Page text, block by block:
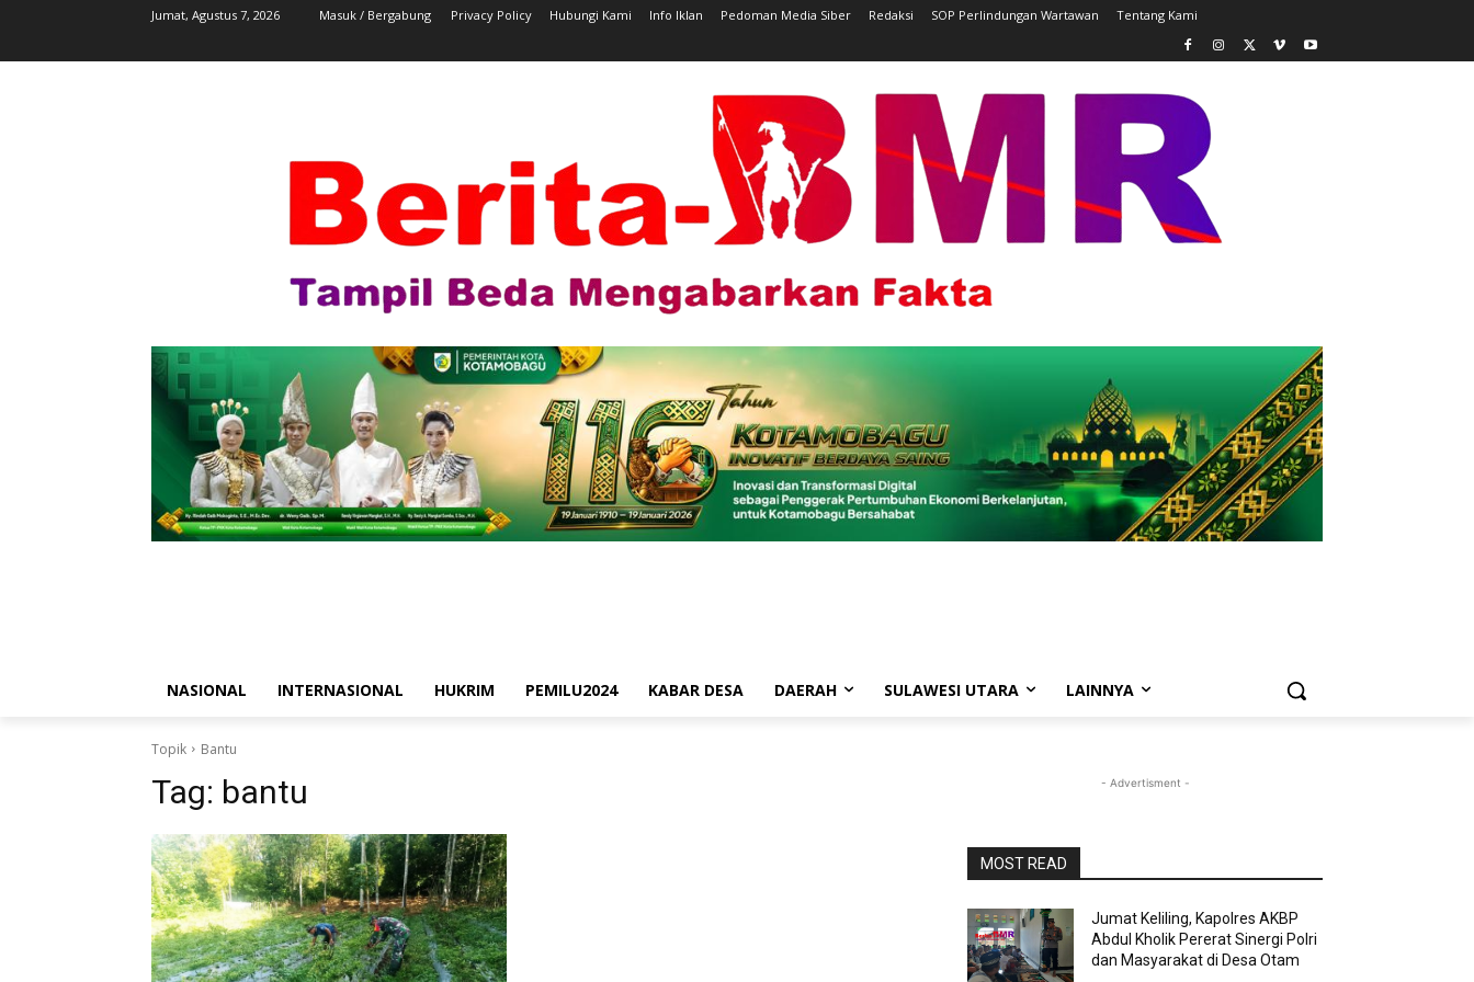
Jumat, Agustus 7, 2026 Masuk / Bergabung Privacy Policy Hubungi Kami Info Iklan Pedoman Media Siber Redaksi SOP Perlindungan Wartawan Tentang Kami
NASIONAL INTERNASIONAL HUKRIM PEMILU2024 KABAR DESA DAERAH SULAWESI UTARA LAINNYA
Topik Bantu
Tag: bantu - Advertisment -
MOST READ
Jumat Keliling, Kapolres AKBP
Abdul Kholik Pererat Sinergi Polri
dan Masyarakat di Desa Otam